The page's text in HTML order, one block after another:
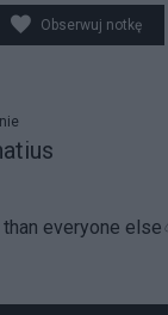
Obserwuj notkę
everyone